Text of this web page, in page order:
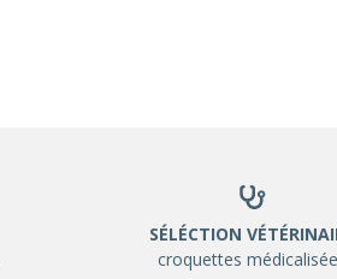
SÉLÉCTION
croquettes